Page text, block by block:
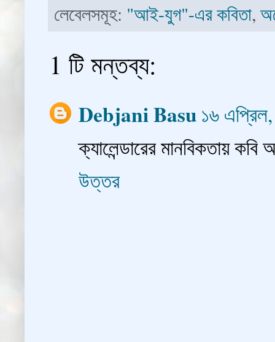
লেবেলসমূহ: "আই-যুগ"-এর কবিতা,
1 টি মন্তব্য:
Debjani Basu ১৬
ক্যালেন্ডারের মানবিকতায়
উত্তর